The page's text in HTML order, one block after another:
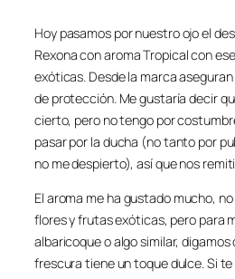
Hoy pasamos por nuestro ojo el
Rexona con aroma Tropical con
exóticas. Desde la marca
de protección. Me gustaría decir
cierto, pero no tengo por
pasar por la ducha (no tanto por
no me despierto), así que nos
El aroma me ha gustado mucho,
flores y frutas exóticas, pero para
albaricoque o algo similar, digamos
frescura tiene un toque dulce. Si